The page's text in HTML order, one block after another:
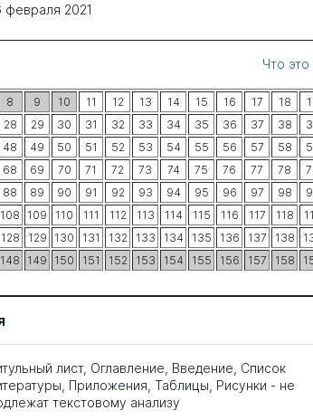
февраля 2021
Что это
8 9 10 11 12 13 14 15 16 17 18
28 29 30 31 32 33 34 35 36 37 38
48 49 50 51 52 53 54 55 56 57 58
68 69 70 71 72 73 74 75 76 77 78
88 89 90 91 92 93 94 95 96 97 98
108 109 110 111 112 113 114 115 116 117 118
128 129 130 131 132 133 134 135 136 137 138
148 149 150 151 152 153 154 155 156 157 158
лист, Оглавление, Введение, Список
Приложения, Таблицы, Рисунки - не
текстовому анализу